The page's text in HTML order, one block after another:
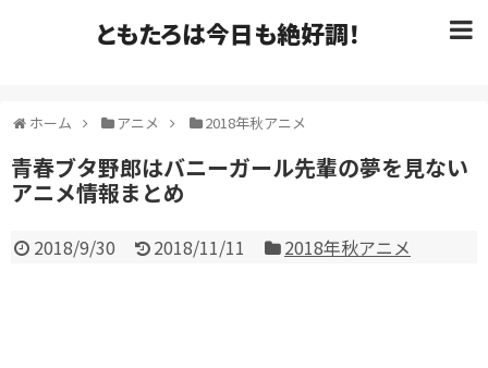
ともたろは今日も絶好調！
ホーム アニメ 2018年秋アニメ
青春ブタ野郎はバニーガール先輩の夢を見ない
アニメ情報まとめ
2018/9/30 2018/11/11 2018年秋アニメ